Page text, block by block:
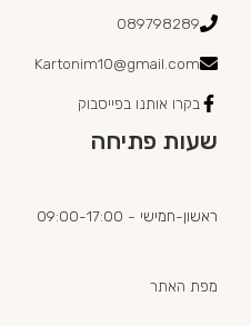
089798289
Kartonim10@gmail.com
בקרו אותנו בפייסבוק
שעות פתיחה
ראשון-חמישי - 09:00-17:00
מפת האתר